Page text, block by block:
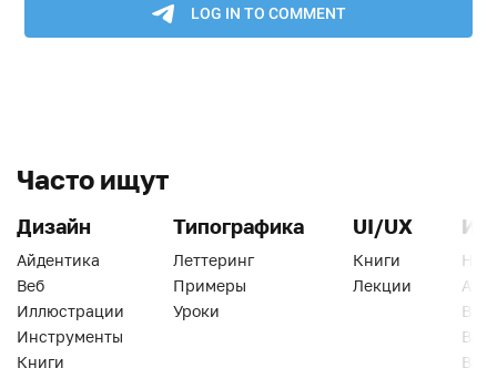
Часто ищут
Дизайн
Айдентика
Веб
Иллюстрации
Инструменты
Книги
Типографика
Леттеринг
Примеры
Уроки
UI/UX
Книги
Лекции
Веб